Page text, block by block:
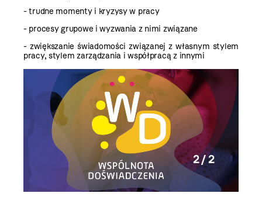
- trudne momenty i kryzysy w pracy
- procesy grupowe i wyzwania z nimi związane
- zwiększanie świadomości związanej z własnym stylem
pracy, stylem zarządzania i współpracą z innymi
2 / 2